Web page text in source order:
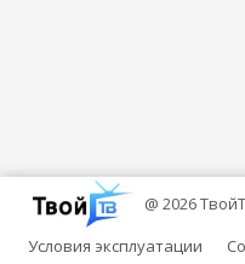
@ 2026
Условия эксплуатации